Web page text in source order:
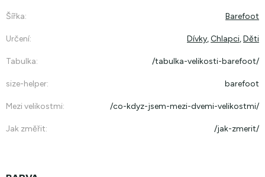
Šířka: Barefoot
Určení: Dívky,Chlapci,Děti
Tabulka: /tabulka-velikosti-barefoot/
size-helper: barefoot
Mezi velikostmi: /co-kdyz-jsem-mezi-dvemi-velikostmi/
Jak změřit: /jak-zmerit/